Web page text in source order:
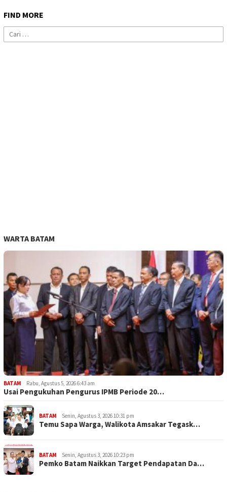
FIND MORE
Cari
untuk:
WARTA BATAM
BATAM Rabu, Agustus 5, 2026 6:43 am
Usai Pengukuhan Pengurus IPMB Periode 20…
BATAM Senin, Agustus 3, 2026 10:31 pm
Temu Sapa Warga, Walikota Amsakar Tegask…
BATAM Senin, Agustus 3, 2026 10:23 pm
Pemko Batam Naikkan Target Pendapatan Da…